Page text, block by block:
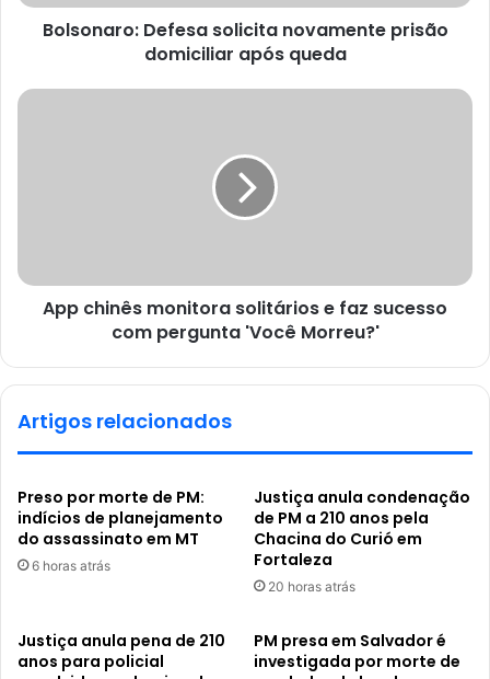
Bolsonaro: Defesa solicita novamente prisão
domiciliar após queda
App chinês monitora solitários e faz sucesso
com pergunta 'Você Morreu?'
Artigos relacionados
Preso por morte de PM:
indícios de planejamento
do assassinato em MT
6 horas atrás
Justiça anula condenação
de PM a 210 anos pela
Chacina do Curió em
Fortaleza
20 horas atrás
Justiça anula pena de 210
anos para policial
PM presa em Salvador é
investigada por morte de